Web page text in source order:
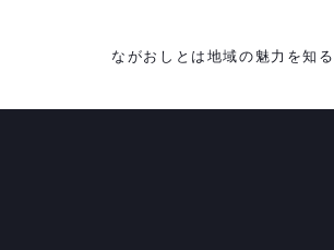
ながおしとは 地域の魅力を知る